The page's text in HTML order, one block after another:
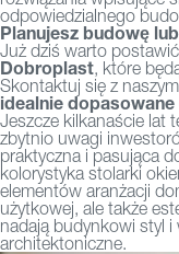
odpowiedzialnego
Planujesz budowę
Już dziś warto
Dobroplast, które
Skontaktuj się z
idealnie dopasowane
Jeszcze kilkanaście lat
zbytnio uwagi
praktyczna i pasująca
kolorystyka stolarki
elementów aranżacji
użytkowej, ale także
nadają budynkowi styl
architektoniczne.